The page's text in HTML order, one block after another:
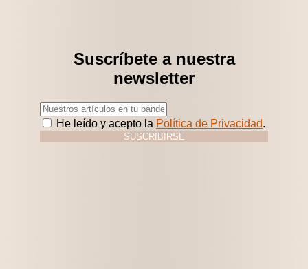
Suscríbete a nuestra
newsletter
He leído y acepto la Política de Privacidad.